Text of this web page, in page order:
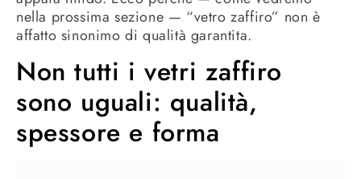
nella prossima sezione — “vetro zaffiro” non è
affatto sinonimo di qualità garantita.
Non tutti i vetri zaffiro
sono uguali: qualità,
spessore e forma